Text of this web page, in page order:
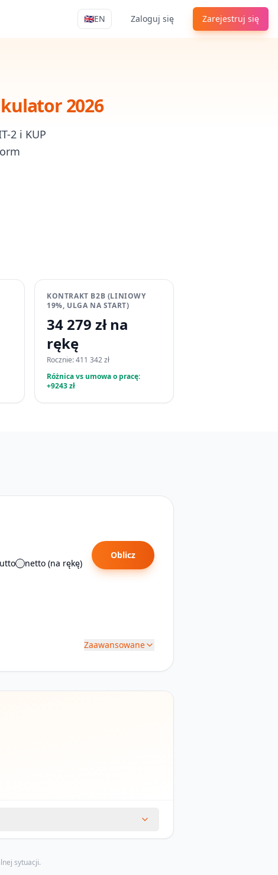
🇬🇧EN Zaloguj się Zarejestruj się
Apply4Me Navigation
2026
2 i KUP
KONTRAKT B2B (LINIOWY
19%, ULGA NA START)
34 279 zł na
rękę
Rocznie: 411 342 zł
Różnica vs umowa o pracę:
+9243 zł
netto (na rękę)
Oblicz
Zaawansowane
sytuacji.